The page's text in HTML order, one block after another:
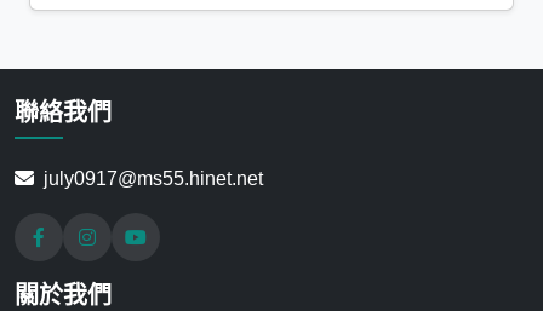
聯絡我們
july0917@ms55.hinet.net
關於我們